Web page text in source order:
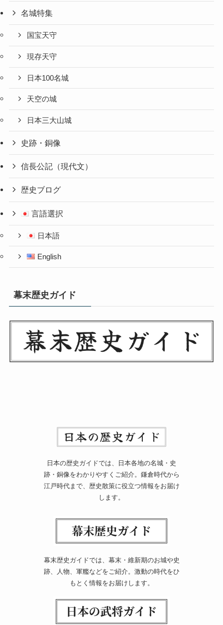
名城特集
国宝天守
現存天守
日本100名城
天空の城
日本三大山城
史跡・銅像
信長公記（現代文）
歴史ブログ
言語選択
日本語
English
幕末歴史ガイド
日本の歴史ガイドでは、日本各地の名城・史
跡・銅像をわかりやすくご紹介。鎌倉時代から
江戸時代まで、歴史散策に役立つ情報をお届け
します。
幕末歴史ガイドでは、幕末・維新期のお城や史
跡、人物、軍艦などをご紹介。激動の時代をひ
もとく情報をお届けします。